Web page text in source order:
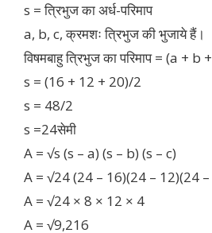
s = त्रिभुज का अर्ध-परिमाप
a, b, c, क्रमशः त्रिभुज की भुजाये हैं।
विषमबाहु त्रिभुज का परिमाप = (a + b
s = (16 + 12 + 20)/2
s = 48/2
s =24सेमी
A = √s (s – a) (s – b) (s – c)
A = √24 (24 – 16)(24 – 12)(24
A = √24 × 8 × 12 × 4
A = √9,216